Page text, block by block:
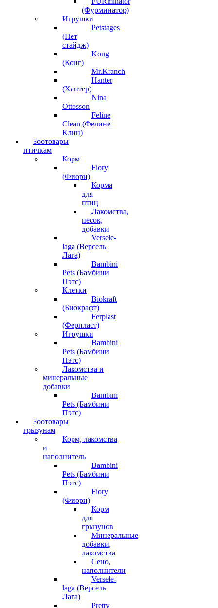
(Фурминатор)
Игрушки
Petstages
(Пет
стайдж)
Kong
(Конг)
Mr.Kranch
Hanter
(Хантер)
Nina
Ottosson
Feline
Clean (Фелине
Клин)
Зоотовары
птичкам
Корм
Fiory
(Фиори)
Корма
для
птиц
Лакомства,
песок,
добавки
Versele-
laga (Версель
Лага)
Bambini
Pets (Бамбини
Пэтс)
Клетки
Biokraft
(Биокрафт)
Ferplast
(Ферпласт)
Игрушки
Bambini
Pets (Бамбини
Пэтс)
Лакомства и
минеральные
добавки
Bambini
Pets (Бамбини
Пэтс)
Зоотовары
грызунам
Корм, лакомства
и
наполнитель
Bambini
Pets (Бамбини
Пэтс)
Fiory
(Фиори)
Корм
для
грызунов
Минеральные
добавки,
лакомства
Сено,
наполнители
Versele-
laga (Версель
Лага)
Pretty